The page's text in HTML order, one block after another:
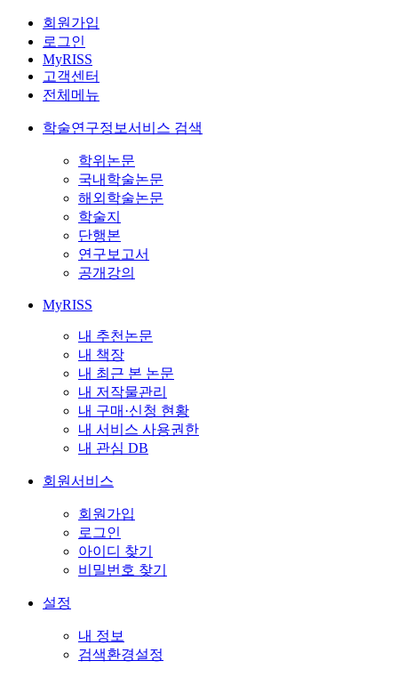
회원가입
로그인
MyRISS
고객센터
전체메뉴
학술연구정보서비스 검색
학위논문
국내학술논문
해외학술논문
학술지
단행본
연구보고서
공개강의
MyRISS
내 추천논문
내 책장
내 최근 본 논문
내 저작물관리
내 구매·신청 현황
내 서비스 사용권한
내 관심 DB
회원서비스
회원가입
로그인
아이디 찾기
비밀번호 찾기
설정
내 정보
검색환경설정